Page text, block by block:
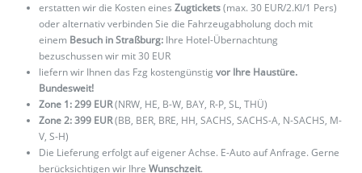
erstatten wir die Kosten eines Zugtickets(max. 30 EUR/2.Kl/1 Pers)
oder alternativ verbinden Sie die Fahrzeugabholung doch mit
einem Besuch in Straßburg: Ihre Hotel-Übernachtung
bezuschussen wir mit 30 EUR
liefern wir Ihnen das Fzg kostengünstig vor Ihre Haustüre.
Bundesweit!
Zone 1: 299 EUR(NRW, HE, B-W, BAY, R-P, SL, THÜ)
Zone 2: 399 EUR(BB, BER, BRE, HH, SACHS, SACHS-A, N-SACHS, M-
V, S-H)
Die Lieferung erfolgt auf eigener Achse. E-Auto auf Anfrage. Gerne
berücksichtigen wir Ihre Wunschzeit.